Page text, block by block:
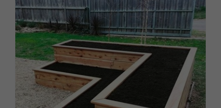
terméknek
több
variációja
van.
változatok